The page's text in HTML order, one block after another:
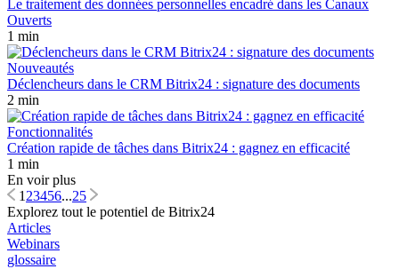
Le traitement des données personnelles encadré dans les Canaux
Ouverts
1 min
Nouveautés
Déclencheurs dans le CRM Bitrix24 : signature des documents
2 min
Fonctionnalités
Création rapide de tâches dans Bitrix24 : gagnez en efficacité
1 min
En voir plus
123456...25
Explorez tout le potentiel de Bitrix24
Articles
Webinars
glossaire